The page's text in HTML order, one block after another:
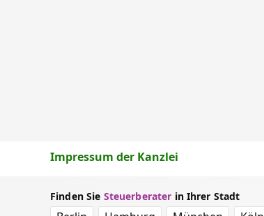
Impressum der Kanzlei
Finden Sie Steuerberater in Ihrer Stadt